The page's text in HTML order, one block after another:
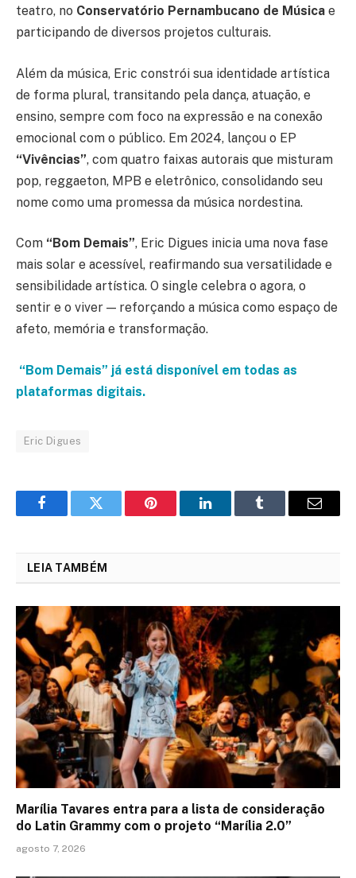
teatro, no Conservatório Pernambucano de Música e
participando de diversos projetos culturais.
Além da música, Eric constrói sua identidade artística
de forma plural, transitando pela dança, atuação, e
ensino, sempre com foco na expressão e na conexão
emocional com o público. Em 2024, lançou o EP
“Vivências”, com quatro faixas autorais que misturam
pop, reggaeton, MPB e eletrônico, consolidando seu
nome como uma promessa da música nordestina.
Com “Bom Demais”, Eric Digues inicia uma nova fase
mais solar e acessível, reafirmando sua versatilidade e
sensibilidade artística. O single celebra o agora, o
sentir e o viver — reforçando a música como espaço de
afeto, memória e transformação.
“Bom Demais” já está disponível em todas as
plataformas digitais.
Eric Digues
FacebookTwitter Pinterest LinkedInTumblr Email
LEIA TAMBÉM
Marília Tavares entra para a lista de consideração
do Latin Grammy com o projeto “Marília 2.0”
agosto 7, 2026